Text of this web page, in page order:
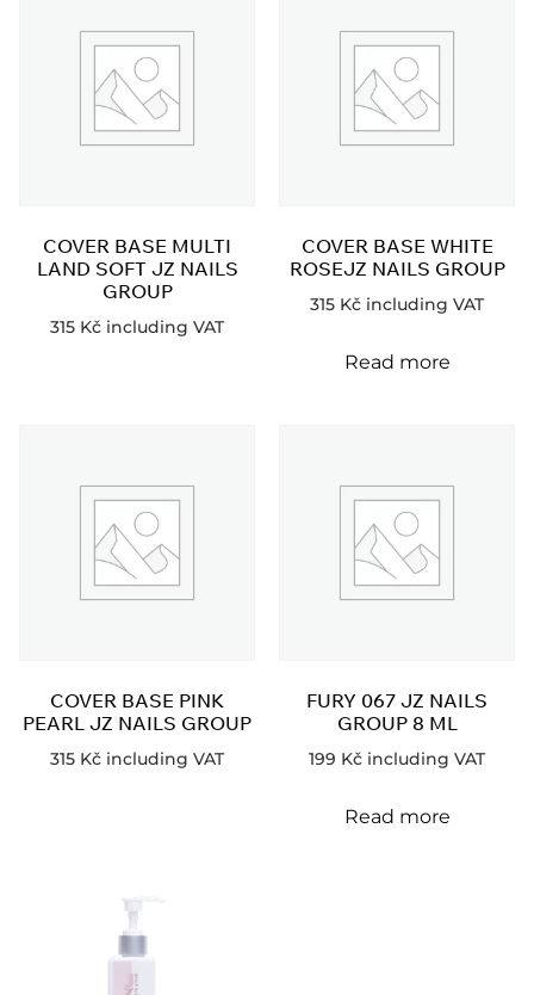
COVER BASE MULTI
LAND SOFT JZ NAILS
GROUP
315 Kč including VAT
COVER BASE WHITE
ROSEJZ NAILS GROUP
315 Kč including VAT
Read more
COVER BASE PINK
PEARL JZ NAILS GROUP
315 Kč including VAT
FURY 067 JZ NAILS
GROUP 8 ML
199 Kč including VAT
Read more